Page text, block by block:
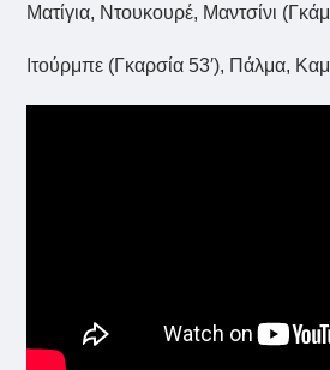
Ματίγια, Ντουκουρέ, Μαντσίνι
Ιτούρμπε (Γκαρσία 53′), Πάλμα,